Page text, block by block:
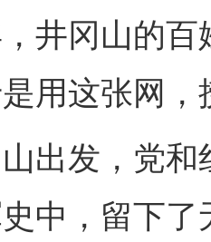
井冈山的百
用这张网
发，党和
史中，留下